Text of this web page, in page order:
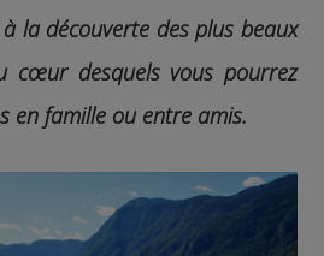
la découverte des plus beaux
cœur desquels vous pourrez
en famille ou entre amis.